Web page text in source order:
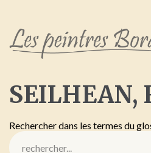
SEILHEAN,
Rechercher dans les termes du